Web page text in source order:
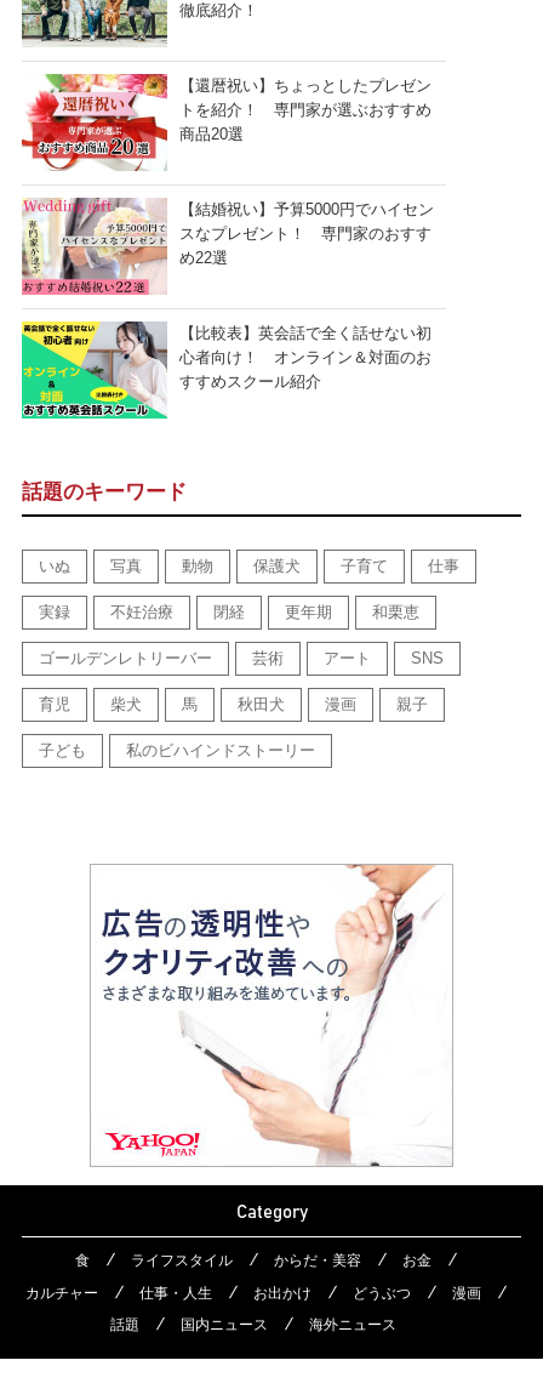
徹底紹介！
【還暦祝い】ちょっとしたプレゼン
トを紹介！ 専門家が選ぶおすすめ
商品20選
【結婚祝い】予算5000円でハイセン
スなプレゼント！ 専門家のおすす
め22選
【比較表】英会話で全く話せない初
心者向け！ オンライン＆対面のお
すすめスクール紹介
話題のキーワード
いぬ 写真 動物 保護犬 子育て 仕事
実録 不妊治療 閉経 更年期 和栗恵
ゴールデンレトリーバー 芸術 アート SNS
育児 柴犬 馬 秋田犬 漫画 親子
子ども 私のビハインドストーリー
Category
食 ライフスタイル からだ・美容
お金
カルチャー
仕事・人生 お出かけ どうぶつ
漫画
話題
国内ニュース 海外ニュース